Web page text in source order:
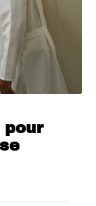
pour